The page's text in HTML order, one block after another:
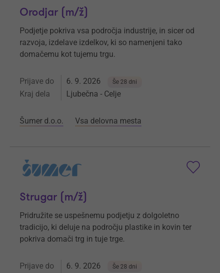
Orodjar (m/ž)
Podjetje pokriva vsa področja industrije, in sicer od
razvoja, izdelave izdelkov, ki so namenjeni tako
domačemu kot tujemu trgu.
Prijave do 6. 9. 2026 Še 28 dni
Kraj dela Ljubečna - Celje
Šumer d.o.o. Vsa delovna mesta
Strugar (m/ž)
Pridružite se uspešnemu podjetju z dolgoletno
tradicijo, ki deluje na področju plastike in kovin ter
pokriva domači trg in tuje trge.
Prijave do 6. 9. 2026 Še 28 dni